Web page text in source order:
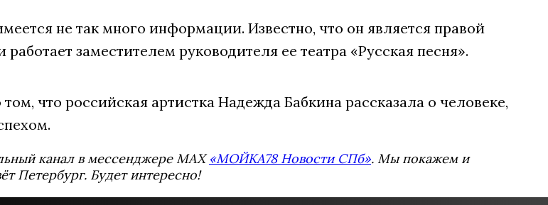
не так много информации. Известно, что он является правой
заместителем руководителя ее театра «Русская песня».
что российская артистка Надежда Бабкина рассказала о человеке,
канал в мессенджере MAX«МОЙКА78 Новости СПб». Мы покажем и
Петербург. Будет интересно!